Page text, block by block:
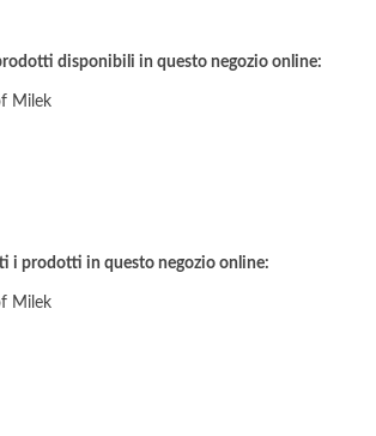
disponibili in questo negozio online:
Milek
i prodotti in questo negozio online:
Milek